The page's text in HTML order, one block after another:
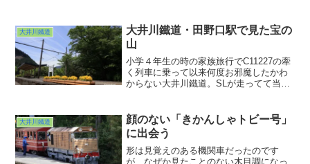
奥大井の深い谷を撮りました。まぁ混雑
地はまた空いてる時に行けばいいさ。と
いうわけで初の井川線撮影でした。え？
まだ続くの？w
大井川鐵道
大井川鐵道・田野口駅で見た宝の
山
小学４年生の時の家族旅行でC11227の牽
く列車に乗って以来何度お邪魔したかわ
からない大井川鐵道。SLが走ってて当た
も区間運転SLや千頭の人出を見ると、大
井川人気は高いなぁ、と。コロナが落ち
着いてきた今、追い風にならんかなぁと
思うのですが・・・
大井川鐵道
顔のない「きかんしゃトビー号」
に出会う
形は見覚えのある機関車だったのです
が、なぜか見たことのない木目調になっ